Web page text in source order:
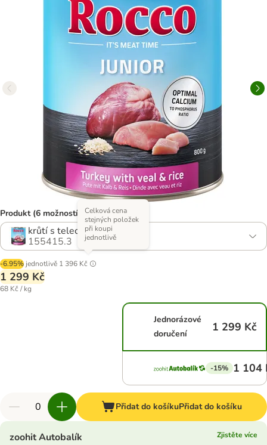
Produkt (6 možností)
krůtí s telecími srdci a rýží
155415.3
-6.95% jednotlivě 1 396 Kč
Celková cena
stejných položek
při koupi
jednotlivě
1 299 Kč
68 Kč / kg
Jednorázové
doručení
1 299 Kč
-15% 1 104
Přidat do košíkuPřidat do košíku
zoohit Autobalík
Zjistěte více